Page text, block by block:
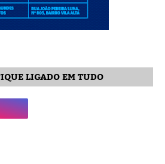
LIGADO EM TUDO